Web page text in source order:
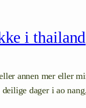
i thailand
annen mer
deilige dager i ao